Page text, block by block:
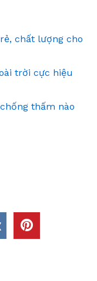
chất lượng cho
trời cực hiệu
thấm nào